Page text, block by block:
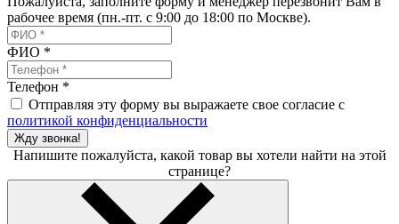
рабочее время (пн.-пт. с 9:00 до 18:00 по Москве).
ФИО *
Телефон *
Отправляя эту форму вы выражаете свое согласие с
политикой конфиденциальности
Жду звонка!
Напишите пожалуйста, какой товар вы хотели найти на этой
странице?